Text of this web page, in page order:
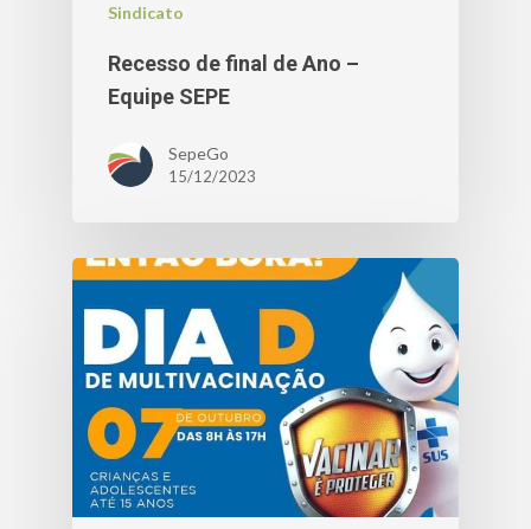
Sindicato
Recesso de final de Ano –
Equipe SEPE
SepeGo
15/12/2023